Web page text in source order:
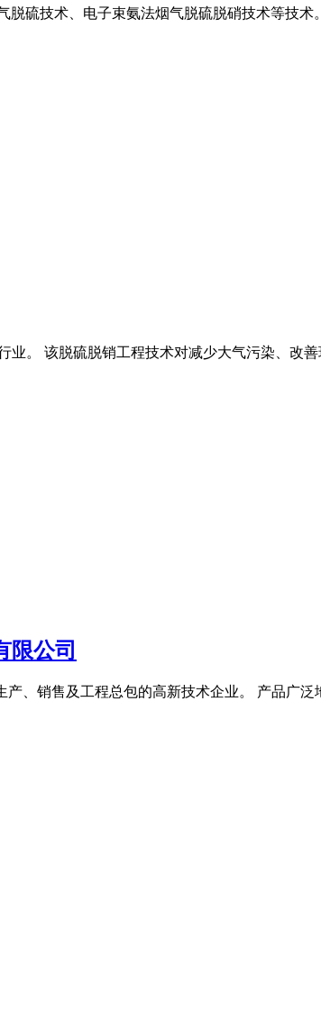
硫技术、电子束氨法烟气脱硫脱硝技术等技术
。 该脱硫脱销工程技术对减少大气污染、改善
限公司
、销售及工程总包的高新技术企业。 产品广